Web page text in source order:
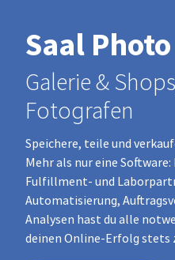
Saal
Galerie &
Fotografen
Speichere, teile und
Mehr als nur eine
Fulfillment- und
Automatisierung,
Analysen hast du alle
deinen Online-Erfolg stets